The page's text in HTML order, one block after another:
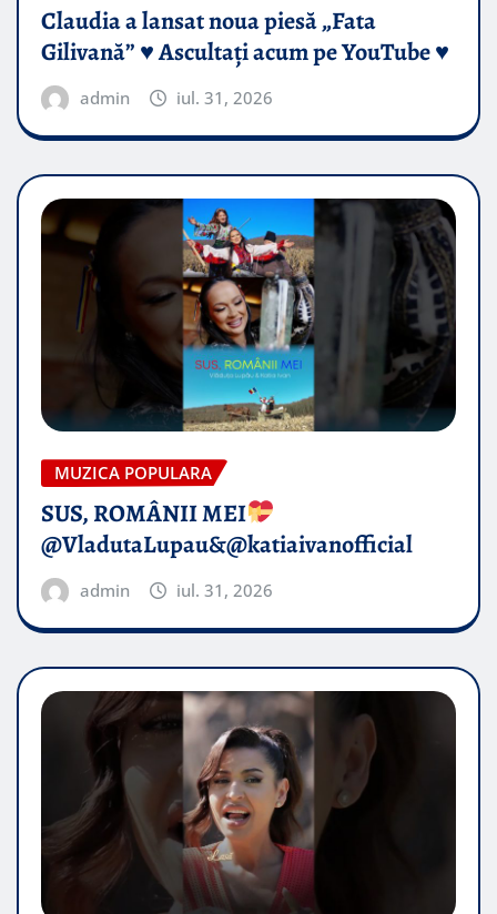
Claudia a lansat noua piesă „Fata
Gilivană” ♥️ Ascultați acum pe YouTube ♥️
admin iul. 31, 2026
MUZICA POPULARA
SUS, ROMÂNII MEI
@VladutaLupau&@katiaivanofficial
admin iul. 31, 2026